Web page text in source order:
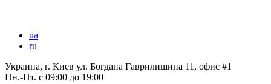
ua
ru
Украина, г. Киев ул. Богдана Гаврилишина 11, офис #1
Пн.-Пт. с 09:00 до 19:00